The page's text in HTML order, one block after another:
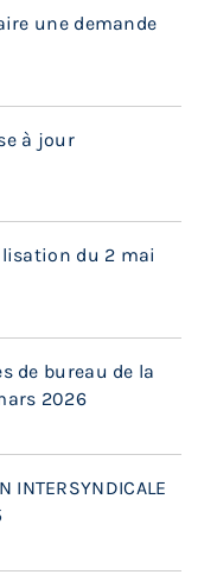
une demande
à jour
du 2 mai
de bureau de la
2026
INTERSYNDICALE